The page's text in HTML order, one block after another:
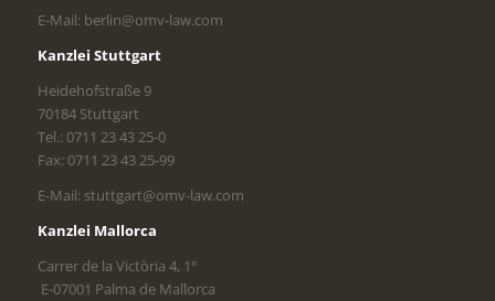
E-Mail: berlin@omv-law.com
Kanzlei Stuttgart
Heidehofstraße 9
70184 Stuttgart
Tel.: 0711 23 43 25-0
Fax: 0711 23 43 25-99
E-Mail: stuttgart@omv-law.com
Kanzlei Mallorca
Carrer de la Victòria 4, 1°
E-07001 Palma de Mallorca